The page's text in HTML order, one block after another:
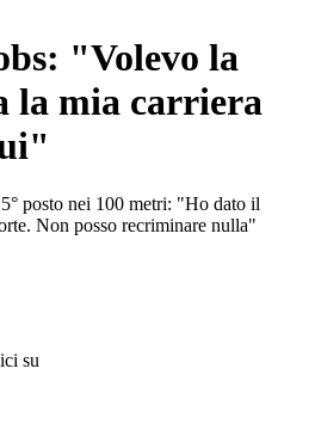
"Volevo la
la mia carriera
posto nei 100 metri: "Ho dato il
Non posso recriminare nulla"
su